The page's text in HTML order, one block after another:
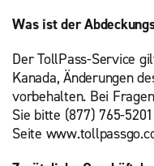
Was ist der
Der TollPass-Service
Kanada, Änderungen
vorbehalten. Bei
Sie bitte (877) 765-
Seite